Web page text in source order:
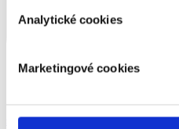
Analytické cookies
Marketingové cookies
support@metropolitannetworks.sk